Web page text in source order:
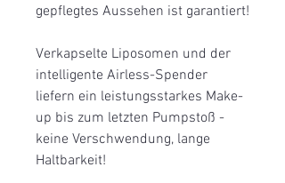
gepflegtes Aussehen ist garantiert!
Verkapselte Liposomen und der
intelligente Airless-Spender
liefern ein leistungsstarkes Make-
up bis zum letzten Pumpstoß -
keine Verschwendung, lange
Haltbarkeit!